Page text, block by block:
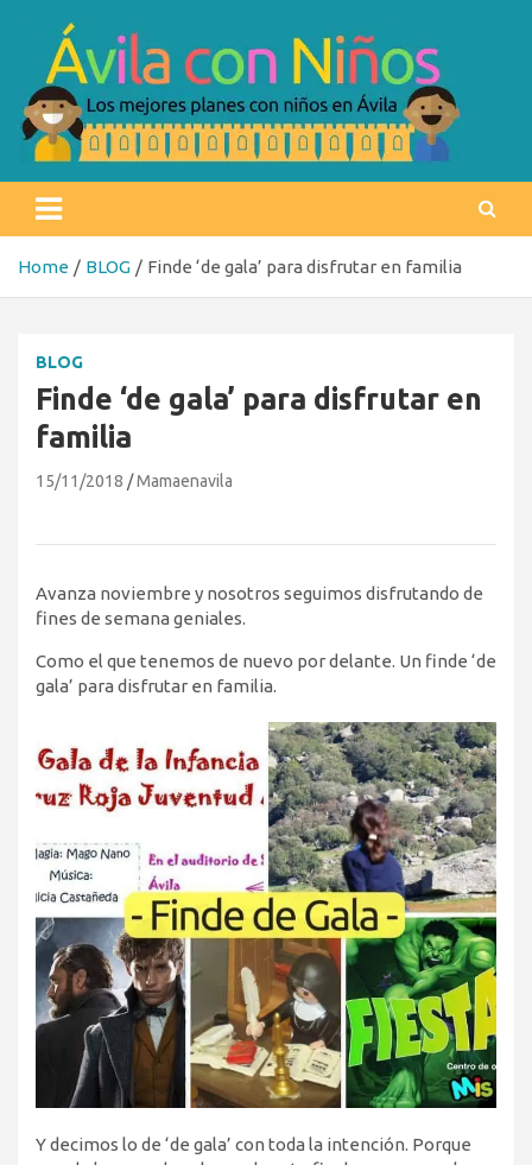
content
Ávila con niños
Home BLOG Finde ‘de gala’ para disfrutar en familia
BLOG
Finde ‘de gala’ para disfrutar en
familia
15/11/2018 Mamaenavila
Avanza noviembre y nosotros seguimos disfrutando de
fines de semana geniales.
Como el que tenemos de nuevo por delante. Un finde ‘de
gala’ para disfrutar en familia.
Y decimos lo de ‘de gala’ con toda la intención. Porque